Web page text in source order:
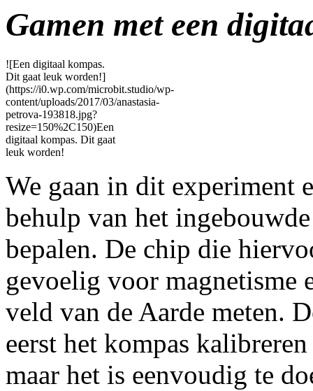
Gamen met een
![Een digitaal kompas.
Dit gaat leuk worden!]
(https://i0.wp.com/microbit.studio/wp-
content/uploads/2017/03/anastasia-
petrova-193818.jpg?
resize=150%2C150)Een
digitaal kompas. Dit gaat
leuk worden!
We gaan in dit experiment
behulp van het
bepalen. De chip die
gevoelig voor magnetisme
veld van de Aarde meten.
eerst het kompas
maar het is eenvoudig te